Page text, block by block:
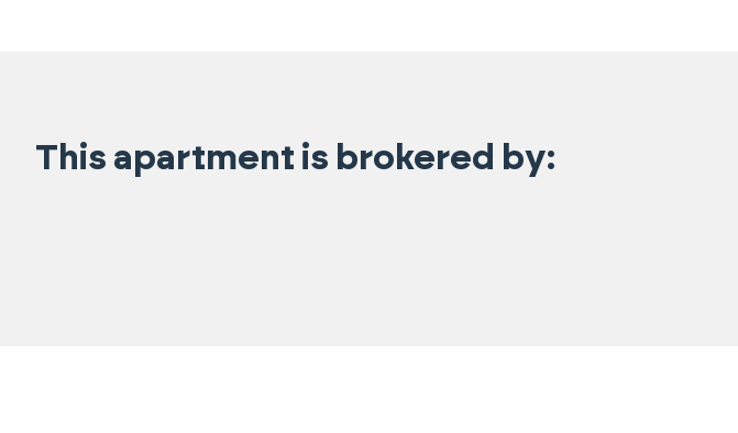
This apartment is brokered by: